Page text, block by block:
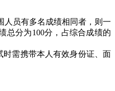
人员有多名成绩相同者，则一
总分为100分，占综合成绩的
需携带本人有效身份证、面